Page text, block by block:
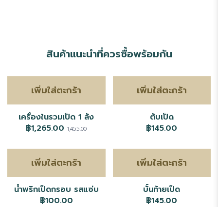
สินค้าแนะนำที่ควรซื้อพร้อมกัน
เพิ่มใส่ตะกร้า
เครื่องในรวมเป็ด 1 ลัง
฿1,265.001,455.00
เพิ่มใส่ตะกร้า
ตับเป็ด
฿145.00
เพิ่มใส่ตะกร้า
น้ำพริกเป็ดกรอบ รสแซ่บ
฿100.00
เพิ่มใส่ตะกร้า
บั้นท้ายเป็ด
฿145.00